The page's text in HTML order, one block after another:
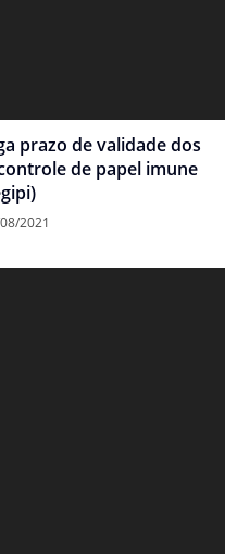
prazo de validade dos
de papel imune
2021